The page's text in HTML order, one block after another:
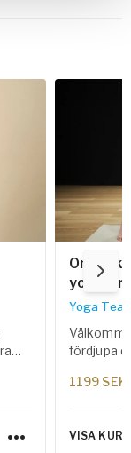
Yoga
fördjupa
1199 SEK
VISA KURS